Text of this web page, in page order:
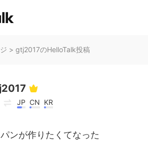
> gtj2017のHelloTalk投稿
JP CN KR
ンが作りたくてなった